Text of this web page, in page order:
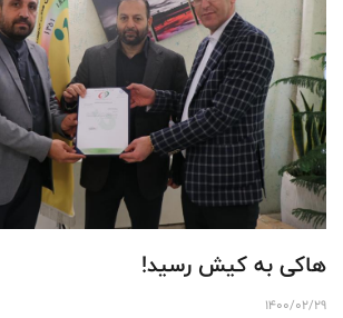
هاکی به کیش رسید!
1400/02/29